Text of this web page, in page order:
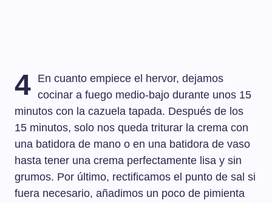
4 En cuanto empiece el hervor, dejamos
cocinar a fuego medio-bajo durante unos 15
minutos con la cazuela tapada. Después de los
15 minutos, solo nos queda triturar la crema con
una batidora de mano o en una batidora de vaso
hasta tener una crema perfectamente lisa y sin
grumos. Por último, rectificamos el punto de sal si
fuera necesario, añadimos un poco de pimienta